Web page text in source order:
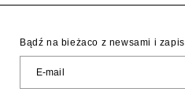
Bądź na bieżaco z newsami i